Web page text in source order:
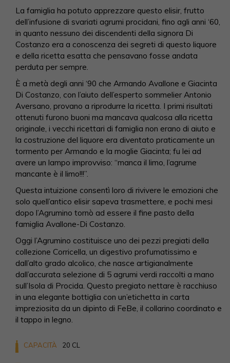
La famiglia ha potuto apprezzare questo elisir, frutto
dell’infusione di svariati agrumi procidani, fino agli anni ‘60,
in quanto nessuno dei discendenti della signora Di
Costanzo era a conoscenza dei segreti di questo liquore
e della ricetta esatta che pensavano fosse andata
perduta per sempre.
È a metà degli anni ‘90 che Armando Avallone e Giacinta
Di Costanzo, con l’aiuto dell’esperto sommelier Antonio
Aversano, provano a riprodurre la ricetta. I primi risultati
ottenuti furono buoni ma mancava qualcosa alla ricetta
originale, i vecchi ricettari di famiglia non erano di aiuto e
la costruzione del liquore era diventato praticamente un
tormento per Armando e la moglie Giacinta; fu lei ad
avere un lampo improvviso: “manca il limo, l’agrume
mancante è il limo!!!”.
Questa intuizione consentì loro di rivivere le emozioni che
solo quell’antico elisir sapeva trasmettere, e pochi mesi
dopo l’Agrumino tornò ad essere il fine pasto della
famiglia Avallone-Di Costanzo.
Oggi l’Agrumino costituisce uno dei pezzi pregiati della
collezione Corricella, un digestivo profumatissimo e
dall’alto grado alcolico, che nasce artigianalmente
dall’accurata selezione di 5 agrumi verdi raccolti a mano
sull’Isola di Procida. Questo pregiato nettare è racchiuso
in una elegante bottiglia con un’etichetta in carta
impreziosita da un dipinto di FeBe, il collarino coordinato e
il tappo in legno.
CAPACITÀ 20 CL